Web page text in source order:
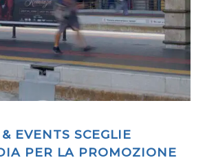
EVENTS SCEGLIE
PER LA PROMOZIONE